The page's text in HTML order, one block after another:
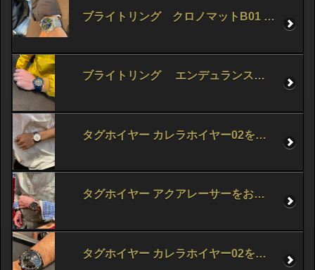
ブライトリング クロノマットB01 42をお買い求め頂きました！
ブライトリング エンデュランスプロをお買い求め頂きました！
タグホイヤー カレラホイヤー02をお買い求め頂きました！
タグホイヤー アクアレーサーをお買い求め頂きました！
タグホイヤー カレラホイヤー02をお買い求め頂きました！